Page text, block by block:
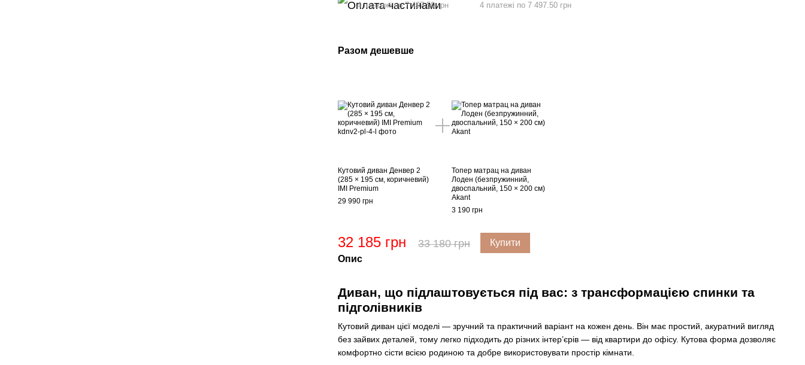
4 платежі по 7 497.50 грн 4 платежі по 7 497.50 грн
Разом дешевше
Кутовий диван Денвер 2
(285 × 195 см, коричневий)
IMI Premium
29 990 грн
Топер матрац на диван
Лоден (безпружинний,
двоспальний, 150 × 200 см)
Akant
3 190 грн
32 185 грн 33 180 грн
Купити
Опис
Диван, що підлаштовується під вас: з трансформацією спинки та
підголівників
Кутовий диван цієї моделі — зручний та практичний варіант на кожен день. Він має простий, акуратний вигляд
без зайвих деталей, тому легко підходить до різних інтер’єрів — від квартири до офісу. Кутова форма дозволяє
комфортно сісти всією родиною та добре використовувати простір кімнати.